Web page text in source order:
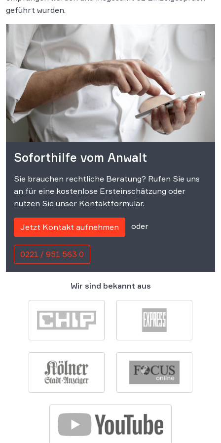
geführt wurden.
Soforthilfe vom Anwalt
Sie brauchen rechtliche Beratung? Rufen Sie uns
an für eine kostenlose Ersteinschätzung oder
nutzen Sie unser Kontaktformular.
Jetzt Kontakt aufnehmen oder
0221 / 951 563 0
Wir sind bekannt aus